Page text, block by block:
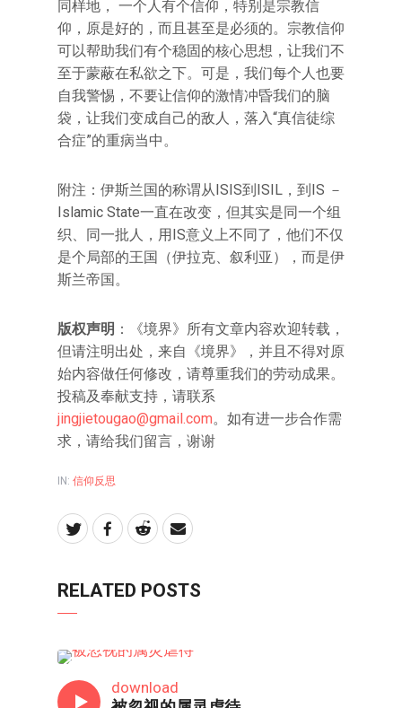
同样地， 一个人有个信仰，特别是宗教信
仰，原是好的，而且甚至是必须的。宗教信仰
可以帮助我们有个稳固的核心思想，让我们不
至于蒙蔽在私欲之下。可是，我们每个人也要
自我警惕，不要让信仰的激情冲昏我们的脑
袋，让我们变成自己的敌人，落入“真信徒综
合症”的重病当中。
附注：伊斯兰国的称谓从ISIS到ISIL，到IS －
Islamic State一直在改变，但其实是同一个组
织、同一批人，用IS意义上不同了，他们不仅
是个局部的王国（伊拉克、叙利亚），而是伊
斯兰帝国。
版权声明 ：《境界》所有文章内容欢迎转载，
但请注明出处，来自《境界》，并且不得对原
始内容做任何修改，请尊重我们的劳动成果。
投稿及奉献支持，请联系
jingjietougao@gmail.com。如有进一步合作需
求，请给我们留言，谢谢
IN: 信仰反思
RELATED POSTS
download